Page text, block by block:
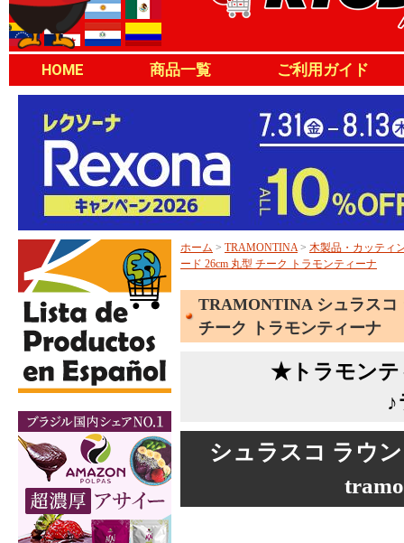
HOME 商品一覧 ご利用ガイド
ホーム > TRAMONTINA> 木製品・カッティ
ード 26cm 丸型 チーク トラモンティーナ
TRAMONTINA シュラスコ
チーク トラモンティーナ
★トラモンテ
シュラスコ ラウ